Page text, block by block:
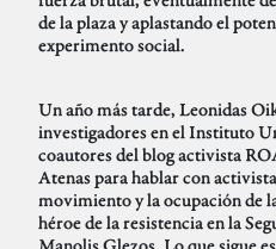
de la plaza y aplastando el
experimento social.
Un año más tarde, Leonidas
investigadores en el Instituto
coautores del blog activista
Atenas para hablar con
movimiento y la ocupación de
héroe de la resistencia en la